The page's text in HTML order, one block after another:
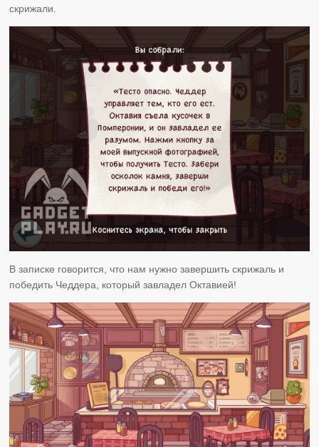
скрижали.
В записке говорится, что нам нужно завершить скрижаль и
победить Чеддера, который завладел Октавией!